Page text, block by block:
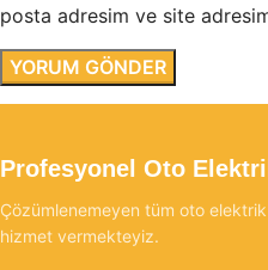
posta adresim ve site
Profesyonel Oto
Çözümlenemeyen tüm oto
hizmet vermekteyiz.